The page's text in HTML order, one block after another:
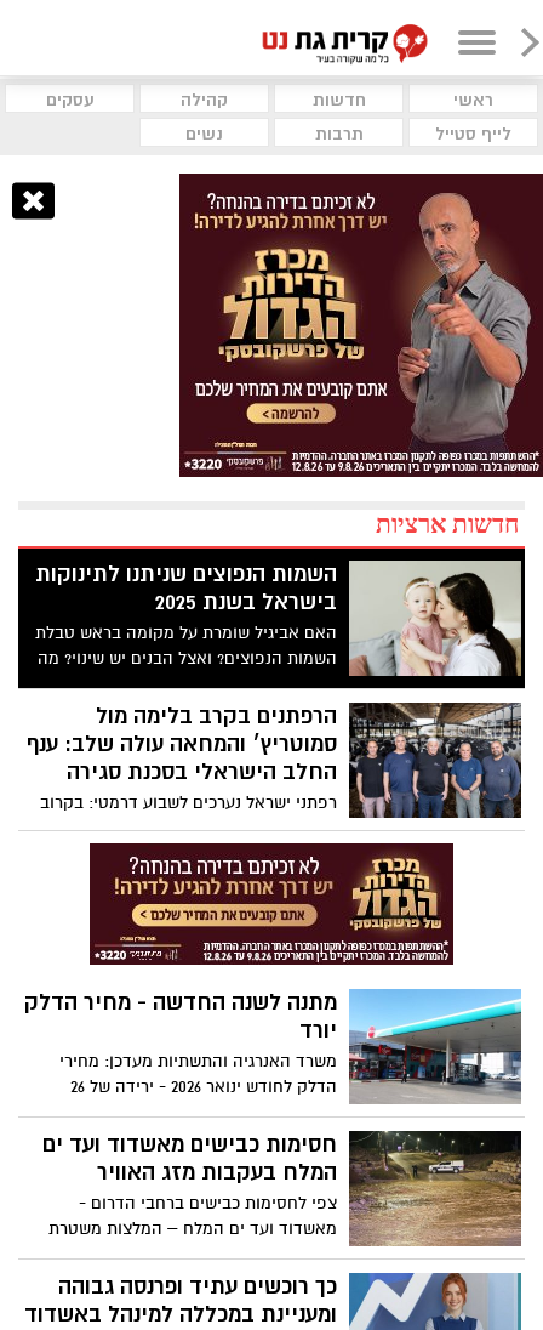
ראשי חדשות קהילה
עסקים
לייף סטייל
תרבות נשים
חדשות ארציות
השמות הנפוצים שניתנו לתינוקות
בישראל בשנת 2025
האם אביגיל שומרת על מקומה בראש טבלת
השמות הנפוצים? ואצל הבנים יש שינוי? מה
השמות החדשים שהתגנבו השנה? והאם יש
באמת שינויים ברשימת השמות משנה לשנה?
אם התלבטתם איך לקרוא לילד או לילדה
שלכם, רשוץ האוכלוסין וההגירה עם רשימת
השמות הפופולריים בישראל
הרפתנים בקרב בלימה מול
סמוטריץ׳ והמחאה עולה שלב: ענף
החלב הישראלי בסכנת סגירה
רפתני ישראל נערכים לשבוע דרמטי: בקרוב
יוכרע עתידו של ענף החלב הישראלי
והרפתנים זועקים: במחאה להסרת קידומה
של רפורמת החלב שמוביל סמוטריץ׳: אל
תיתן יד להפקרת אדמות הלאום בשם חיסכון
של כמה שקלים בעוד שר האוצר מנופף
בהוזלת מחירים, הרפתנים מזהירים: מאחורי
רפתות והפקרת החלב למדינות עוינות. בכיר
בענף: "זהו גזר דין מוות להתיישבות. במקום
שבו לא תהיה חקלאות לא יהיה גבול״.
מתנה לשנה החדשה - מחיר הדלק
יורד
משרד האנרגיה והתשתיות מעדכן: מחירי
הדלק לחודש ינואר 2026 - ירידה של 26
אגורות. מינהל הדלק והגז במשרד האנרגיה
והתשתיות מודיע כי בחצות הלילה שבין רביעי
לחמישי (31.12.25-1.1.26) יעודכנו מחירי מוצרי
הדלק הנמצאים בפיקוח, הנמכרים לצרכן
בתחנות הדלק
חסימות כבישים מאשדוד ועד ים
המלח בעקבות מזג האוויר
צפי לחסימות כבישים ברחבי הדרום -
מאשדוד ועד ים המלח – המלצות משטרת
ישראל לקראת מזג האוויר החורפי הצפוי מחר
(שבת, 27.12.25) החל משעות הצהריים ועד יום
ראשון (28.1.25)
כך רוכשים עתיד ופרנסה גבוהה
ומעניינת במכללה למינהל באשדוד